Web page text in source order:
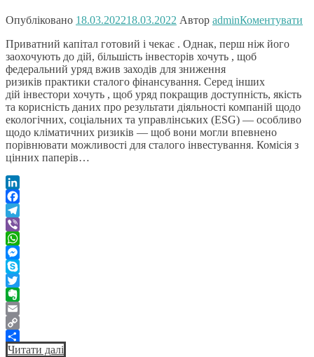
Опубліковано 18.03.202218.03.2022 Автор adminКоментувати
Приватний капітал готовий і чекає . Однак, перш ніж його
заохочують до дій, більшість інвесторів хочуть , щоб
федеральний уряд вжив заходів для зниження
ризиків практики сталого фінансування. Серед інших
дій інвестори хочуть , щоб уряд покращив доступність, якість
та корисність даних про результати діяльності компаній щодо
екологічних, соціальних та управлінських (ESG) — особливо
щодо кліматичних ризиків — щоб вони могли впевнено
порівнювати можливості для сталого інвестування. Комісія з
цінних паперів…
LinkedIn
Facebook
Telegram
Viber
WhatsApp
Messenger
Skype
Twitter
Evernote
Email
Copy
Link
Поділитися
Читати далі